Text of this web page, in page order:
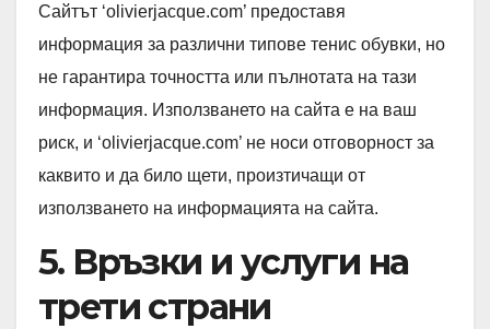
Сайтът ‘olivierjacque.com’ предоставя
информация за различни типове тенис обувки, но
не гарантира точността или пълнотата на тази
информация. Използването на сайта е на ваш
риск, и ‘olivierjacque.com’ не носи отговорност за
каквито и да било щети, произтичащи от
използването на информацията на сайта.
5. Връзки и услуги на
трети страни